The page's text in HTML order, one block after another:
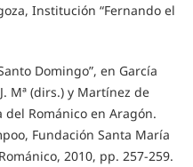
Institución “Fernando el
Domingo”, en García
Mª (dirs.) y Martínez de
del Románico en Aragón.
Fundación Santa María
2010, pp. 257-259.